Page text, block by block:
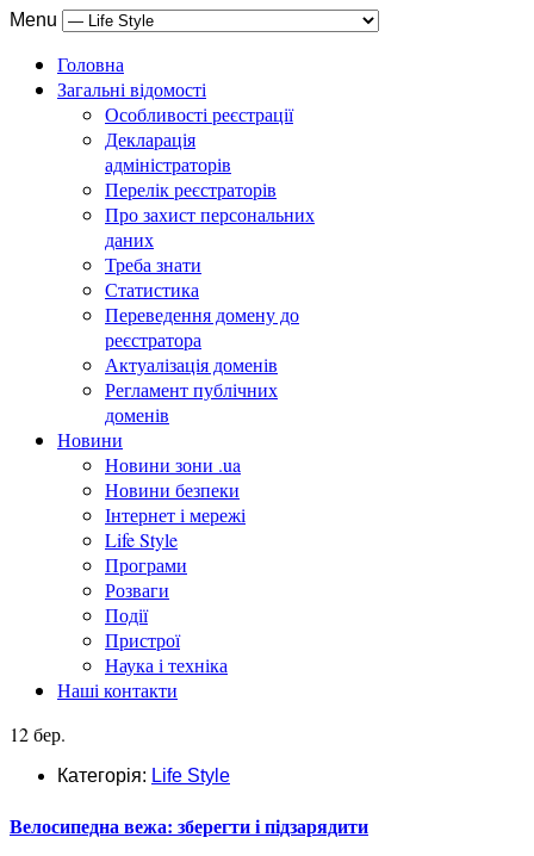
Menu
Головна
Загальні відомості
Особливості реєстрації
Декларація
адміністраторів
Перелік реєстраторів
Про захист персональних
даних
Треба знати
Статистика
Переведення домену до
реєстратора
Актуалізація доменів
Регламент публічних
доменів
Новини
Новини зони .ua
Новини безпеки
Інтернет і мережі
Life Style
Програми
Розваги
Події
Пристрої
Наука і техніка
Наші контакти
12 бер.
Категорія: Life Style
Велосипедна вежа: зберегти і підзарядити